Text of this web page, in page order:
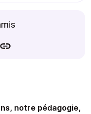
notre pédagogie,